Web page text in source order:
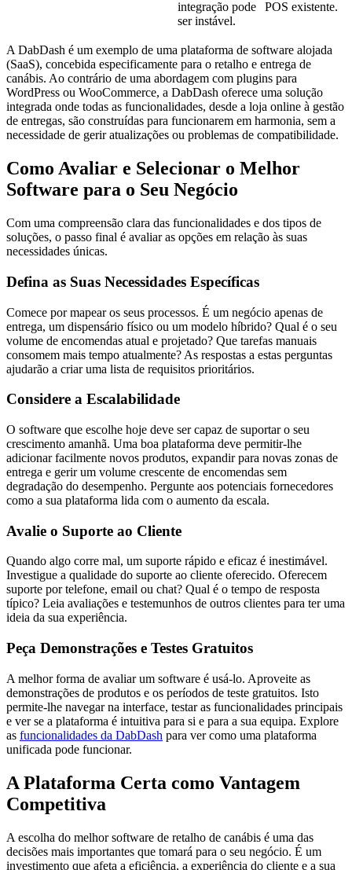
integração pode
ser instável.
POS existente.
A DabDash é um exemplo de uma plataforma de software alojada
(SaaS), concebida especificamente para o retalho e entrega de
canábis. Ao contrário de uma abordagem com plugins para
WordPress ou WooCommerce, a DabDash oferece uma solução
integrada onde todas as funcionalidades, desde a loja online à gestão
de entregas, são construídas para funcionarem em harmonia, sem a
necessidade de gerir atualizações ou problemas de compatibilidade.
Como Avaliar e Selecionar o Melhor
Software para o Seu Negócio
Com uma compreensão clara das funcionalidades e dos tipos de
soluções, o passo final é avaliar as opções em relação às suas
necessidades únicas.
Defina as Suas Necessidades Específicas
Comece por mapear os seus processos. É um negócio apenas de
entrega, um dispensário físico ou um modelo híbrido? Qual é o seu
volume de encomendas atual e projetado? Que tarefas manuais
consomem mais tempo atualmente? As respostas a estas perguntas
ajudarão a criar uma lista de requisitos prioritários.
Considere a Escalabilidade
O software que escolhe hoje deve ser capaz de suportar o seu
crescimento amanhã. Uma boa plataforma deve permitir-lhe
adicionar facilmente novos produtos, expandir para novas zonas de
entrega e gerir um volume crescente de encomendas sem
degradação do desempenho. Pergunte aos potenciais fornecedores
como a sua plataforma lida com o aumento da escala.
Avalie o Suporte ao Cliente
Quando algo corre mal, um suporte rápido e eficaz é inestimável.
Investigue a qualidade do suporte ao cliente oferecido. Oferecem
suporte por telefone, email ou chat? Qual é o tempo de resposta
típico? Leia avaliações e testemunhos de outros clientes para ter uma
ideia da sua experiência.
Peça Demonstrações e Testes Gratuitos
A melhor forma de avaliar um software é usá-lo. Aproveite as
demonstrações de produtos e os períodos de teste gratuitos. Isto
permite-lhe navegar na interface, testar as funcionalidades principais
e ver se a plataforma é intuitiva para si e para a sua equipa. Explore
as funcionalidades da DabDash para ver como uma plataforma
unificada pode funcionar.
A Plataforma Certa como Vantagem
Competitiva
A escolha do melhor software de retalho de canábis é uma das
decisões mais importantes que tomará para o seu negócio. É um
investimento que afeta a eficiência, a experiência do cliente e a sua